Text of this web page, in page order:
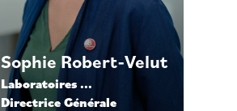
Sophie Robert-Velut
Laboratoires ...
Directrice Générale